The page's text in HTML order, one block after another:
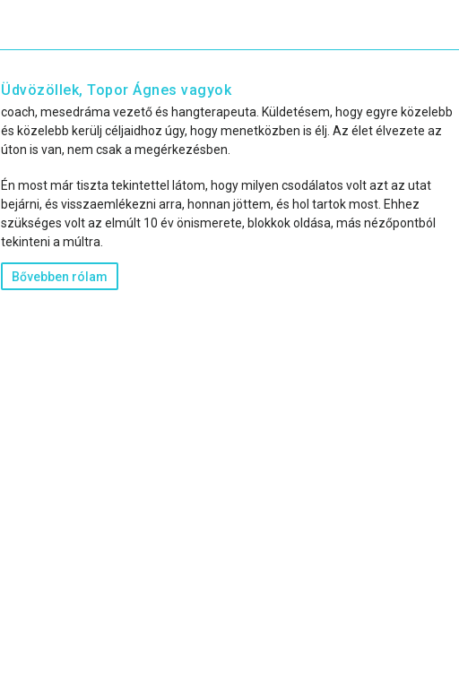
Üdvözöllek, Topor Ágnes vagyok
coach, mesedráma vezető és hangterapeuta. Küldetésem, hogy egyre közelebb
és közelebb kerülj céljaidhoz úgy, hogy menetközben is élj. Az élet élvezete az
úton is van, nem csak a megérkezésben.
Én most már tiszta tekintettel látom, hogy milyen csodálatos volt azt az utat
bejárni, és visszaemlékezni arra, honnan jöttem, és hol tartok most. Ehhez
szükséges volt az elmúlt 10 év önismerete, blokkok oldása, más nézőpontból
tekinteni a múltra.
Bővebben rólam